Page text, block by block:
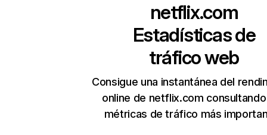
netflix.com
Estadísticas de
tráfico web
Consigue una instantánea del
online de netflix.com
métricas de tráfico más